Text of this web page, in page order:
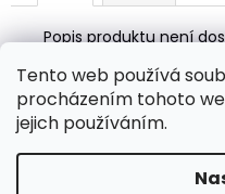
Tento web používá
procházením tohoto
jejich používáním.
Popis produktu není
4
275
Kč
á Zboží.cz Heureka.cz